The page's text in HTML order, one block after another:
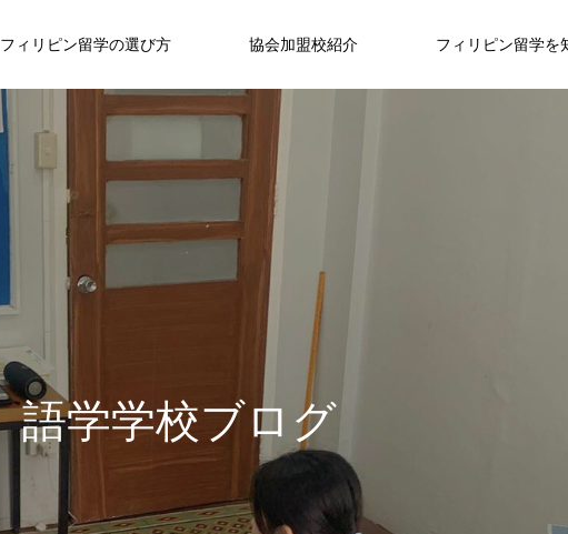
フィリピン留学の選び方 協会加盟校紹介 フィリピン留学を
セブ
Cebu City
フィリピン有数のリゾート地、セブ
島。 勉強もリゾートもアクティブに欲
治安が良く、渋滞
に開発も進み、快
フィリピン留学の魅力
03
コストパフォーマンスの高さだけではないフ
ィリピン人の英語力
英語学
フィリピン留学の魅力
『安・近・短』が魅力のフィリピン留学
語学学校ブログ